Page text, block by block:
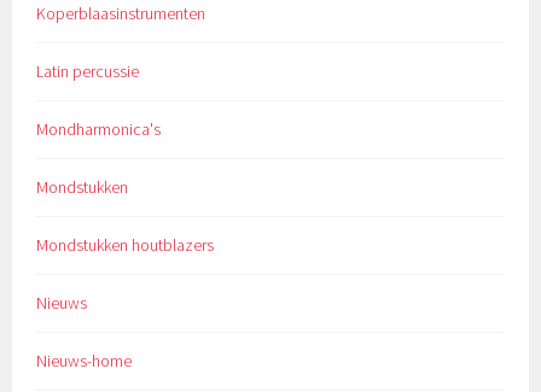
Koperblaasinstrumenten
Latin percussie
Mondharmonica's
Mondstukken
Mondstukken houtblazers
Nieuws
Nieuws-home